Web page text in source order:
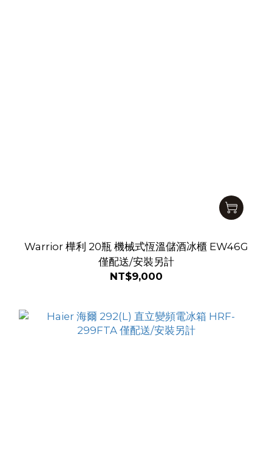
Warrior 樺利 20瓶 機械式恆溫儲酒冰櫃 EW46G
僅配送/安裝另計
NT$9,000